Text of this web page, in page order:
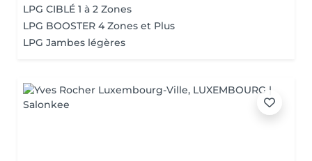
LPG CIBLÉ 1 à 2 Zones
LPG BOOSTER 4 Zones et Plus
LPG Jambes légères